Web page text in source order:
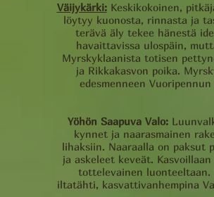
Väijykärki: Keskikokoinen,
löytyy kuonosta, rinnasta ja
terävä äly tekee hänestä
havaittavissa ulospäin,
Myrskyklaanista totisen
ja Rikkakasvon poika.
edesmenneen
Yöhön Saapuva Valo:
kynnet ja naarasmainen
lihaksiin. Naaraalla on
ja askeleet keveät.
tottelevainen luonteeltaan.
iltatähti, kasvattivanhempina